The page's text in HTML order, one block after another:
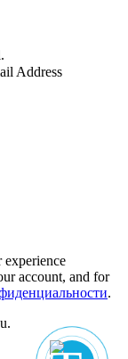
Address
experience
account, and for
.